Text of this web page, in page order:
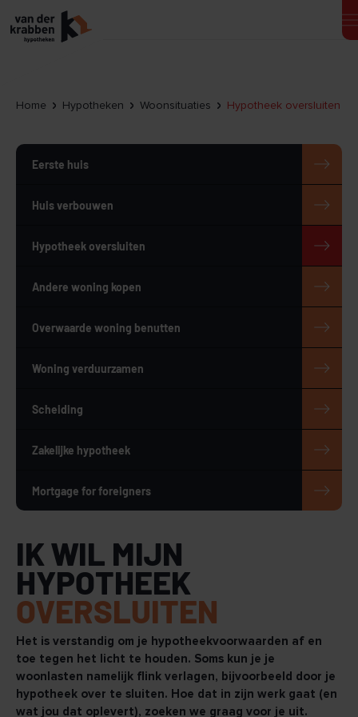
Home Hypotheken Woonsituaties Hypotheek oversluiten
Eerste huis
Huis verbouwen
Hypotheek oversluiten
Andere woning kopen
Overwaarde woning benutten
Woning verduurzamen
Scheiding
Zakelijke hypotheek
Mortgage for foreigners
IK WIL MIJN
HYPOTHEEK
OVERSLUITEN
Het is verstandig om je hypotheekvoorwaarden af en
toe tegen het licht te houden. Soms kun je je
woonlasten namelijk flink verlagen, bijvoorbeeld door je
hypotheek over te sluiten. Hoe dat in zijn werk gaat (en
wat jou dat oplevert), zoeken we graag voor je uit.